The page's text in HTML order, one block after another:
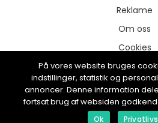
Reklame
Om oss
Cookies
Kontakt
Sitemap
På vores website bruges
indstillinger, statistik og
annoncer. Denne information
fortsat brug af websiden
Ok